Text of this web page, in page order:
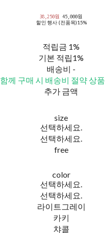
38,250원45,000원
할인 행사 (전품목)15%
적립금 1%
기본 적립1%
배송비 -
함께 구매 시 배송비 절약 상
추가 금액
size
선택하세요.
선택하세요.
free
color
선택하세요.
선택하세요.
라이트그레이
카키
챠콜